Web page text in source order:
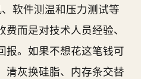
软件测温和压力测试等
而是对技术人员经验、
报。如果不想花这笔钱可
清灰换硅脂、内存条交替